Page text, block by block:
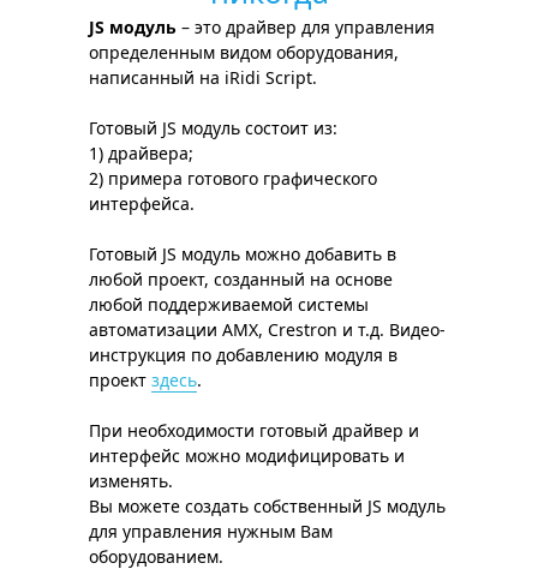
JS модуль – это драйвер для управления
определенным видом оборудования,
написанный на iRidi Script.
Готовый JS модуль состоит из:
1) драйвера;
2) примера готового графического
интерфейса.
Готовый JS модуль можно добавить в
любой проект, созданный на основе
любой поддерживаемой системы
автоматизации AMX, Crestron и т.д. Видео-
инструкция по добавлению модуля в
проект здесь.
При необходимости готовый драйвер и
интерфейс можно модифицировать и
изменять.
Вы можете создать собственный JS модуль
для управления нужным Вам
оборудованием.